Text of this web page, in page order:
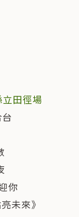
田徑場
你
未來》